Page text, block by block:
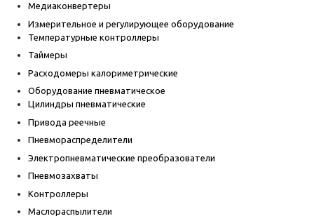
Медиаконвертеры
Измерительное и регулирующее оборудование
Температурные контроллеры
Таймеры
Расходомеры калориметрические
Оборудование пневматическое
Цилиндры пневматические
Привода реечные
Пневмораспределители
Электропневматические преобразователи
Пневмозахваты
Контроллеры
Маслораспылители